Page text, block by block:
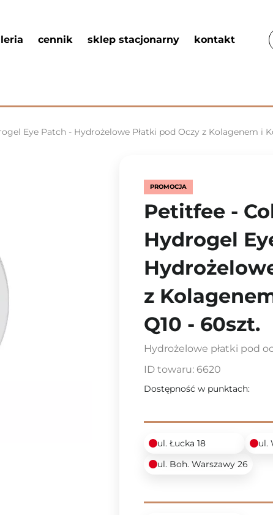
cennik sklep stacjonarny kontakt
Eye Patch - Hydrożelowe Płatki pod Oczy z Kolagenem i
PROMOCJA
Petitfee -
Hydrogel
z
Q10 - 60szt.
Hydrożelowe płatki pod
ID towaru: 6620
Dostępność w punktach:
ul. Łucka 18 ul.
ul. Boh. Warszawy 26